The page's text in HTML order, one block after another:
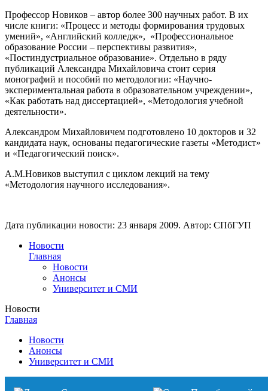
Профессор Новиков – автор более 300 научных работ. В их
числе книги: «Процесс и методы формирования трудовых
умений», «Английский колледж», «Профессиональное
образование России – перспективы развития»,
«Постиндустриальное образование». Отдельно в ряду
публикаций Александра Михайловича стоит серия
монографий и пособий по методологии: «Научно-
экспериментальная работа в образовательном учреждении»,
«Как работать над диссертацией», «Методология учебной
деятельности».
Александром Михайловичем подготовлено 10 докторов и 32
кандидата наук, основаны педагогические газеты «Методист»
и «Педагогический поиск».
А.М.Новиков выступил с циклом лекций на тему
«Методология научного исследования».
Дата публикации новости: 23 января 2009. Автор: СПбГУП
Новости
Главная
Новости
Анонсы
Университет и СМИ
Новости
Главная
Новости
Анонсы
Университет и СМИ